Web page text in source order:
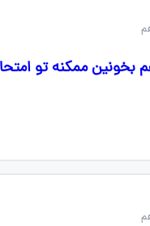
بخونین ممکنه تو